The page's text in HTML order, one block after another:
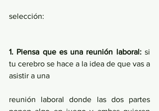
selección:
1. Piensa que es una reunión laboral: si
tu cerebro se hace a la idea de que vas a
asistir a una
reunión laboral donde las dos partes